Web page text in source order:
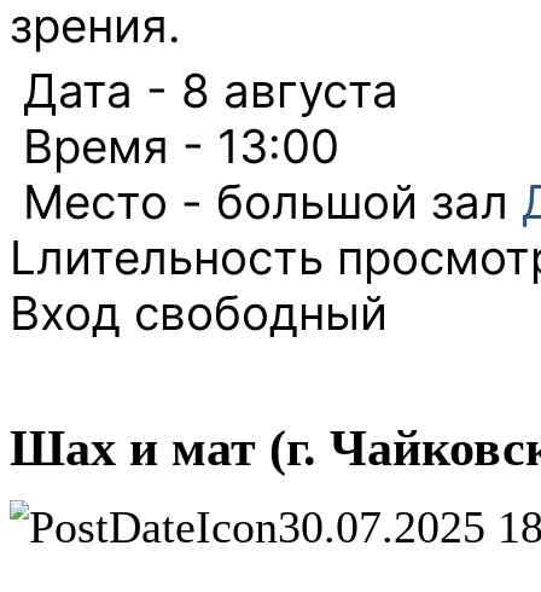
зрения.
️ Дата - 8 августа
️ Время - 13:00
️ Место - большой зал
Lлительность
Вход свободный
Шах и мат (г.
30.07.2025